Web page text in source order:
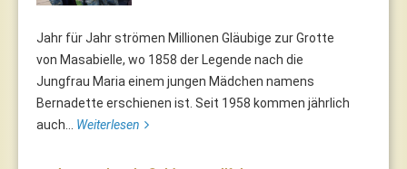
Jahr für Jahr strömen Millionen Gläubige zur Grotte
von Masabielle, wo 1858 der Legende nach die
Jungfrau Maria einem jungen Mädchen namens
Bernadette erschienen ist. Seit 1958 kommen jährlich
auch... Weiterlesen